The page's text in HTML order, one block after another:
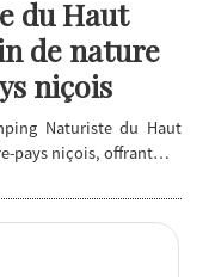
du Haut
de nature
niçois
Naturiste du Haut
pays niçois, offrant…